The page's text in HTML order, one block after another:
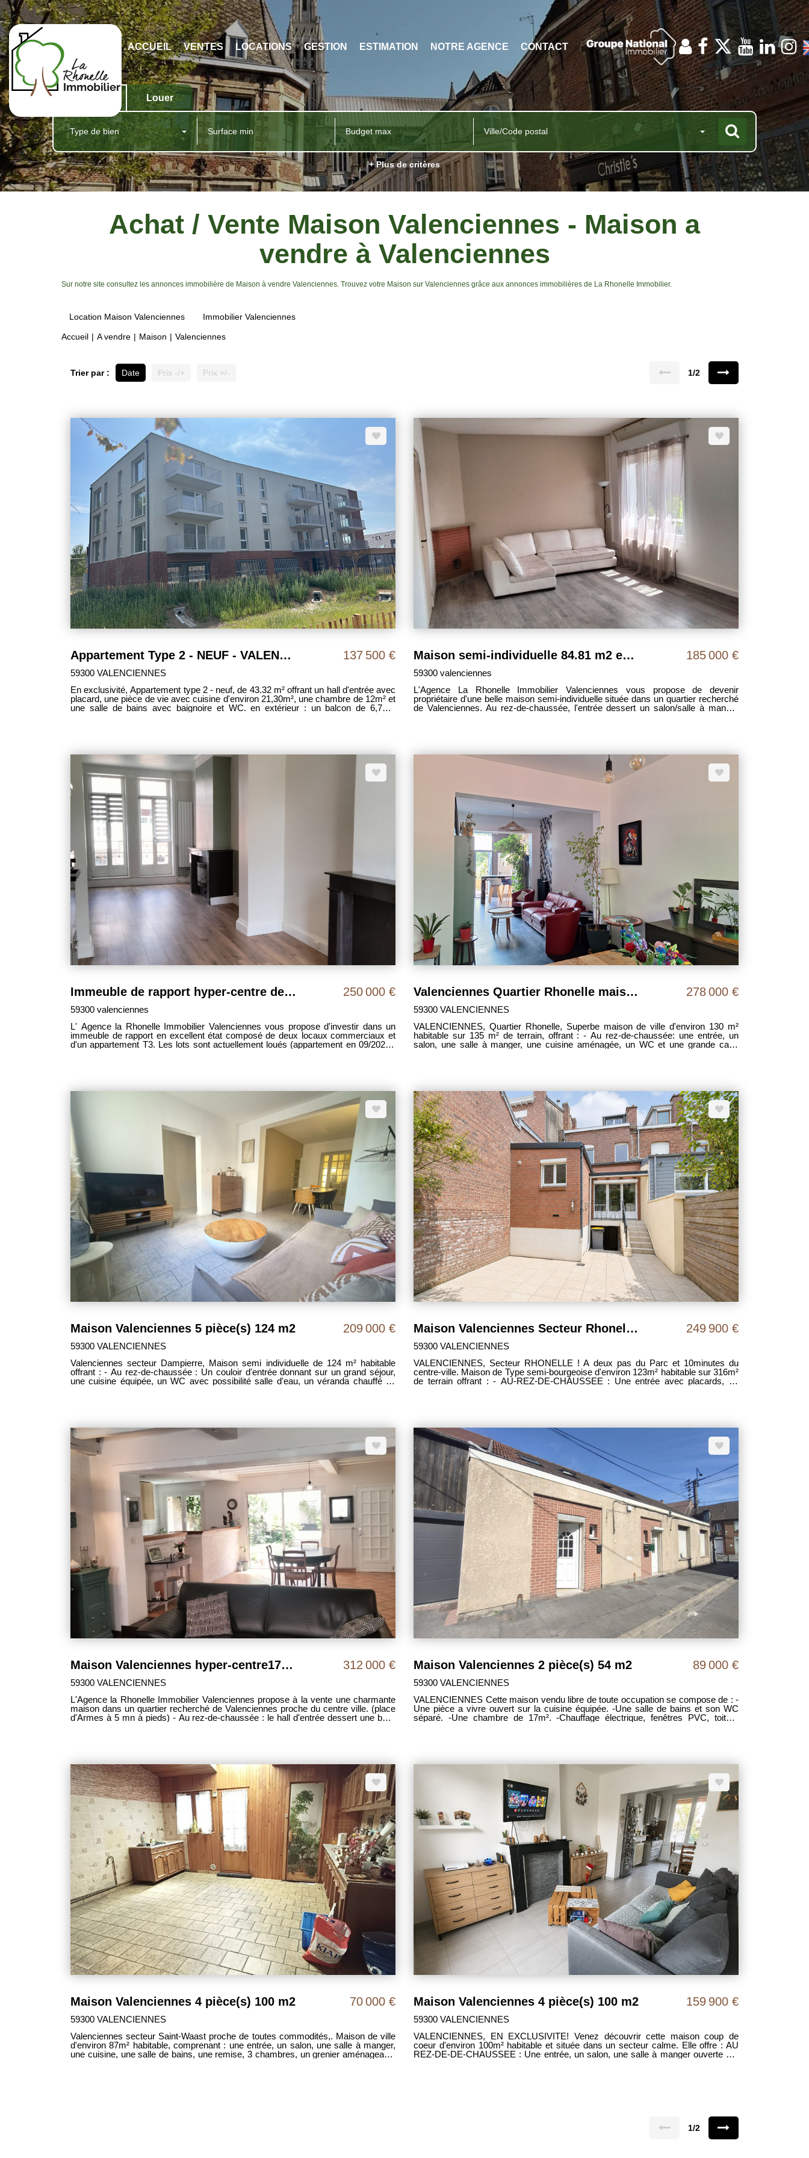
ACCUEIL VENTES LOCATIONS GESTION ESTIMATION NOTRE AGENCE CONTACT
Louer
Type de bien Ville/Code postal
+ Plus de critères
Achat / Vente Maison Valenciennes - Maison a
vendre à Valenciennes
Sur notre site consultez les annonces immobilière de Maison à vendre Valenciennes. Trouvez votre Maison sur Valenciennes grâce aux annonces immobilières de La Rhonelle Immobilier.
Location Maison Valenciennes Immobilier Valenciennes
Accueil A vendre Maison Valenciennes
Trier par : Date Prix -/+ Prix +/- 1/2
Appartement Type 2 - NEUF - VALENCIENNES 137 500 €
59300 VALENCIENNES
En exclusivité, Appartement type 2 - neuf, de 43.32 m² offrant un hall d'entrée avec
placard, une pièce de vie avec cuisine d'environ 21,30m², une chambre de 12m² et
une salle de bains avec baignoire et WC. en extérieur : un balcon de 6,7m².
Maison semi-individuelle 84.81 m2 env. quartier Golf 185 000 €
59300 valenciennes
L'Agence La Rhonelle Immobilier Valenciennes vous propose de devenir
propriétaire d'une belle maison semi-individuelle située dans un quartier recherché
de Valenciennes. Au rez-de-chaussée, l'entrée dessert un salon/salle à manger
renseignements, vous pouvez contacter Christophe.
Immeuble de rapport hyper-centre de Valenciennes 250 000 €
59300 valenciennes
L' Agence la Rhonelle Immobilier Valenciennes vous propose d'investir dans un
immeuble de rapport en excellent état composé de deux locaux commerciaux et
d'un appartement T3. Les lots sont actuellement loués (appartement en 09/2026).
moulures..... La rentabilité est dans les attendus du marché. Pour plus
Valenciennes Quartier Rhonelle maison 4 pièces 130 m2 278 000 €
59300 VALENCIENNES
VALENCIENNES, Quartier Rhonelle, Superbe maison de ville d'environ 130 m²
habitable sur 135 m² de terrain, offrant : - Au rez-de-chaussée: une entrée, un
salon, une salle à manger, une cuisine aménagée, un WC et une grande cave
COEUR! FAIRE VITE ! MDT 2090 DPE : C, Prix: 278000€ honoraires
intégralement à la charge des vendeurs.
Maison Valenciennes 5 pièce(s) 124 m2 209 000 €
59300 VALENCIENNES
Valenciennes secteur Dampierre, Maison semi individuelle de 124 m² habitable
offrant : - Au rez-de-chaussée : Un couloir d'entrée donnant sur un grand séjour,
une cuisine équipée, un WC avec possibilité salle d'eau, un véranda chauffé de
menuiserie 5 ans avec garantie décennal. Proche centre ville, Axe autoroutier.
MDT 2067 DPE D Prix : 209 000 Euros frais d'agence inclus, les honoraires
d'agence étant intégralement à la charge des vendeurs.
Maison Valenciennes Secteur Rhonelle 4 chambres 123 m2 249 900 €
59300 VALENCIENNES
VALENCIENNES, Secteur RHONELLE ! A deux pas du Parc et 10minutes du
centre-ville. Maison de Type semi-bourgeoise d'environ 123m² habitable sur 316m²
de terrain offrant : - AU-REZ-DE-CHAUSSEE : Une entrée avec placards, un
L'EXTERIEUR : Une terrasse, un beau jardin donnant sur la Rhonelle et une
grande cave saine. BIEN RARE! A VISITE RAPIDEMENT! DPE D MDT 2043 Prix
: 249 900 € frais d'agence inclus, les frais d'agence étant à la charge des vendeurs.
Maison Valenciennes hyper-centre178 m2 env. avec parking privatif 312 000 €
59300 VALENCIENNES
L'Agence la Rhonelle Immobilier Valenciennes propose à la vente une charmante
maison dans un quartier recherché de Valenciennes proche du centre ville. (place
d'Armes à 5 mn à pieds) - Au rez-de-chaussée : le hall d'entrée dessert une belle
pratique, le bien dispose d'une cave, d'un cellier et d'un parking privatif situé d'une
résidence à proximité. Pour visiter vous pouvez contacter Christophe voir
coordonnées sur le site la Rhonelle immobilier Valenciennes. Mandat: 2063 DPE:
D, GES: D Prix: 313 500€ frais d'agence inclus à la charge du vendeur.
Maison Valenciennes 2 pièce(s) 54 m2 89 000 €
59300 VALENCIENNES
VALENCIENNES Cette maison vendu libre de toute occupation se compose de : -
Une pièce a vivre ouvert sur la cuisine équipée. -Une salle de bains et son WC
séparé. -Une chambre de 17m². -Chauffage électrique, fenêtres PVC, toiture
Maison Valenciennes 4 pièce(s) 100 m2 70 000 €
59300 VALENCIENNES
Valenciennes secteur Saint-Waast proche de toutes commodités,. Maison de ville
d'environ 87m² habitable, comprenant : une entrée, un salon, une salle à manger,
une cuisine, une salle de bains, une remise, 3 chambres, un grenier aménageable
Maison Valenciennes 4 pièce(s) 100 m2 159 900 €
59300 VALENCIENNES
VALENCIENNES, EN EXCLUSIVITE! Venez découvrir cette maison coup de
coeur d'environ 100m² habitable et située dans un secteur calme. Elle offre : AU
REZ-DE-DE-CHAUSSEE : Une entrée, un salon, une salle à manger ouverte sur
1/2